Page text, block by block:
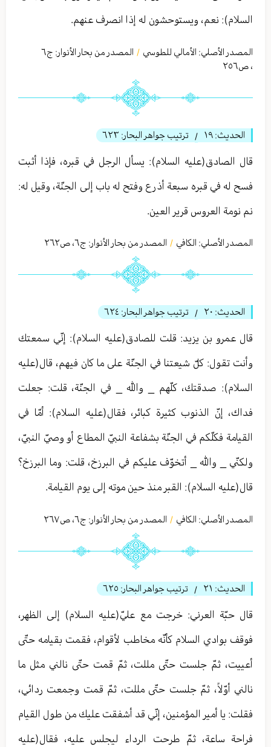
السلام): نعم، ويستوحشون له إذا انصرف عنهم.
المصدر الأصلي: الأمالي للطوسي / المصدر من بحار الأنوار: ج٦
، ص٢٥٦
الحديث: ١٩ / ترتيب جواهر البحار: ٦٢٣
قال الصادق(عليه السلام): يسأل الرجل في قبره، فإذا أثبت
فسح له في قبره سبعة أذرع وفتح له باب إلى الجنّة، وقيل له:
نم نومة العروس قرير العين.
المصدر الأصلي: الكافي / المصدر من بحار الأنوار: ج٦، ص٢٦٢
الحديث: ٢٠ / ترتيب جواهر البحار: ٦٢٤
قال عمرو بن يزيد: قلت للصادق(عليه السلام): إنّي سمعتك
وأنت تقول: كلّ شيعتنا في الجنّة على ما كان فيهم، قال(عليه
السلام): صدقتك، كلّهم _ والله _ في الجنّة، قلت: جعلت
فداك، إنّ الذنوب كثيرة كبائر، فقال(عليه السلام): أمّا في
القيامة فكلّكم في الجنّة بشفاعة النبيّ المطاع أو وصيّ النبيّ،
ولكنّي _ والله _ أتخوّف عليكم في البرزخ، قلت: وما البرزخ‏؟
قال(عليه السلام): القبر منذ حين موته إلى يوم القيامة.
المصدر الأصلي: الكافي / المصدر من بحار الأنوار: ج٦، ص٢٦٧
الحديث: ٢١ / ترتيب جواهر البحار: ٦٢٥
قال حبّة العرني: خرجت مع عليّ(عليه السلام) إلى الظهر،
فوقف بوادي السلام كأنّه مخاطب لأقوام، فقمت بقيامه حتّى
أعييت، ثمّ جلست حتّى مللت، ثمّ قمت حتّى نالني مثل ما
نالني أوّلاً، ثمّ جلست حتّى مللت، ثمّ قمت وجمعت ردائي،
فقلت: يا أمير المؤمنين، إنّي قد أشفقت عليك من طول القيام
فراحة ساعة، ثمّ طرحت الرداء ليجلس عليه، فقال(عليه